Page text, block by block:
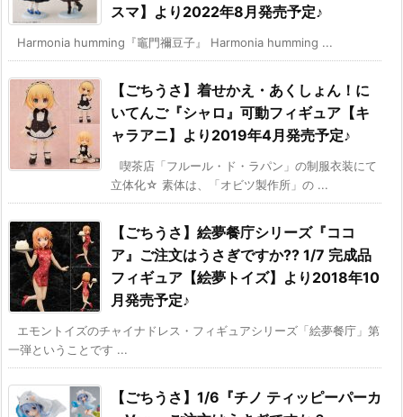
スマ】より2022年8月発売予定♪
Harmonia humming『竈門禰豆子』 Harmonia humming ...
【ごちうさ】着せかえ・あくしょん！に
いてんご『シャロ』可動フィギュア【キ
ャラアニ】より2019年4月発売予定♪
喫茶店「フルール・ド・ラパン」の制服衣装にて
立体化☆ 素体は、「オビツ製作所」の ...
【ごちうさ】絵夢餐庁シリーズ『ココ
ア』ご注文はうさぎですか?? 1/7 完成品
フィギュア【絵夢トイズ】より2018年10
月発売予定♪
エモントイズのチャイナドレス・フィギュアシリーズ「絵夢餐庁」第
一弾ということです ...
【ごちうさ】1/6『チノ ティッピーパーカ